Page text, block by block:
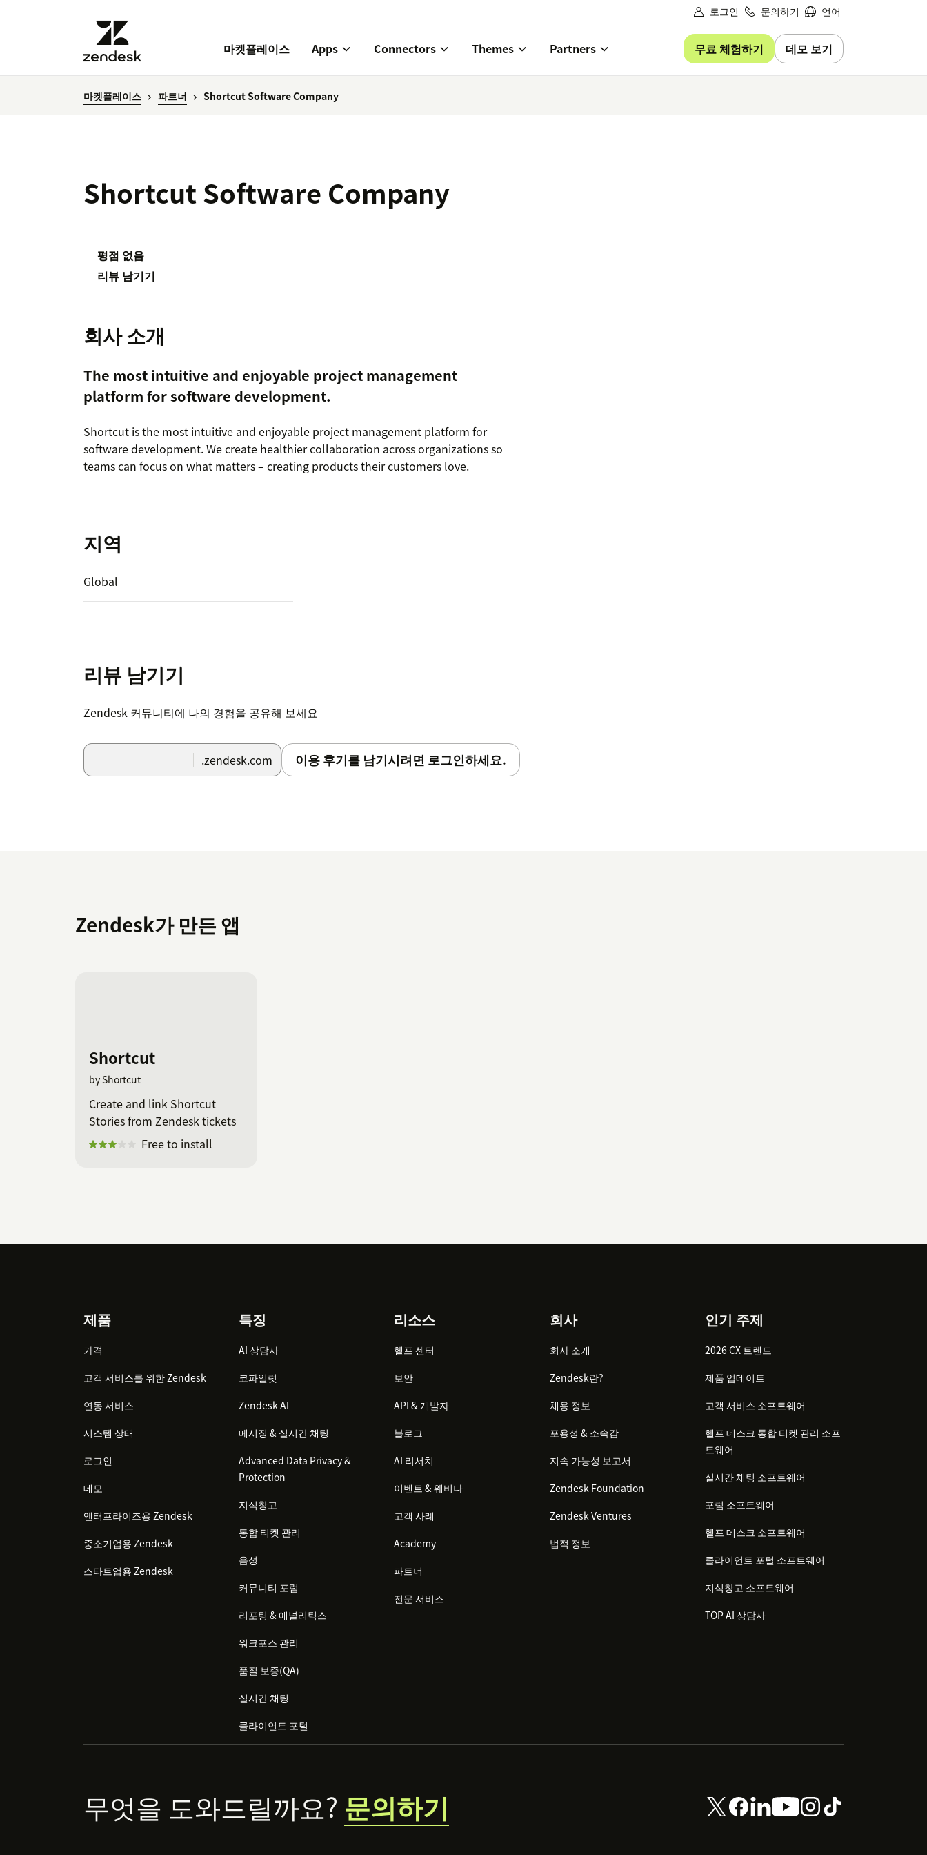
로그인 문의하기 언어
마켓플레이스 Apps Connectors Themes Partners 무료 체험하기 데모 보기
마켓플레이스 파트너 Shortcut Software Company
Shortcut Software Company
평점 없음
리뷰 남기기
회사 소개
The most intuitive and enjoyable project management
platform for software development.
Shortcut is the most intuitive and enjoyable project management platform for
software development. We create healthier collaboration across organizations so
teams can focus on what matters – creating products their customers love.
지역
Global
리뷰 남기기
Zendesk 커뮤니티에 나의 경험을 공유해 보세요
.zendesk.com 이용 후기를 남기시려면 로그인하세요.
Zendesk가 만든 앱
Shortcut
by Shortcut
Create and link Shortcut
Stories from Zendesk tickets
Free to install
제품
가격
고객 서비스를 위한 Zendesk
연동 서비스
시스템 상태
로그인
데모
엔터프라이즈용 Zendesk
중소기업용 Zendesk
스타트업용 Zendesk
특징
AI 상담사
코파일럿
Zendesk AI
메시징 & 실시간 채팅
Advanced Data Privacy &
Protection
지식창고
통합 티켓 관리
음성
커뮤니티 포럼
리포팅 & 애널리틱스
워크포스 관리
품질 보증(QA)
실시간 채팅
클라이언트 포털
리소스
헬프 센터
보안
API & 개발자
블로그
AI 리서치
이벤트 & 웨비나
고객 사례
Academy
파트너
전문 서비스
회사
회사 소개
Zendesk란?
채용 정보
포용성 & 소속감
지속 가능성 보고서
Zendesk Foundation
Zendesk Ventures
법적 정보
인기 주제
2026 CX 트렌드
제품 업데이트
고객 서비스 소프트웨어
헬프 데스크 통합 티켓 관리 소프
트웨어
실시간 채팅 소프트웨어
포럼 소프트웨어
헬프 데스크 소프트웨어
클라이언트 포털 소프트웨어
지식창고 소프트웨어
TOP AI 상담사
무엇을 도와드릴까요? 문의하기